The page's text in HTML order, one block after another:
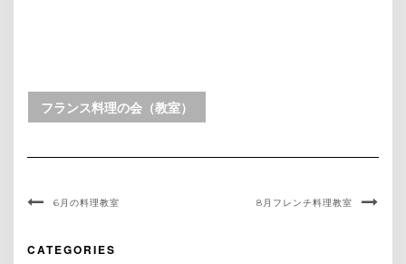
フランス料理の会（教室）
6月の料理教室 8月フレンチ料理教室
CATEGORIES